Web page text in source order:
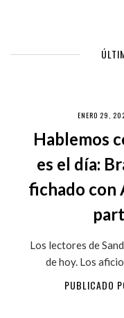
ENERO 29,
Hablemos
es el día:
fichado con
Los lectores de
de hoy. Los
PUBLICADO